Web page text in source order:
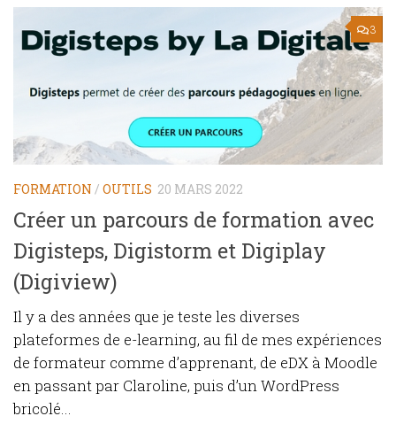
3
FORMATION / OUTILS 20 MARS 2022
Créer un parcours de formation avec
Digisteps, Digistorm et Digiplay
(Digiview)
Il y a des années que je teste les diverses
plateformes de e-learning, au fil de mes expériences
de formateur comme d’apprenant, de eDX à Moodle
en passant par Claroline, puis d’un WordPress
bricolé...